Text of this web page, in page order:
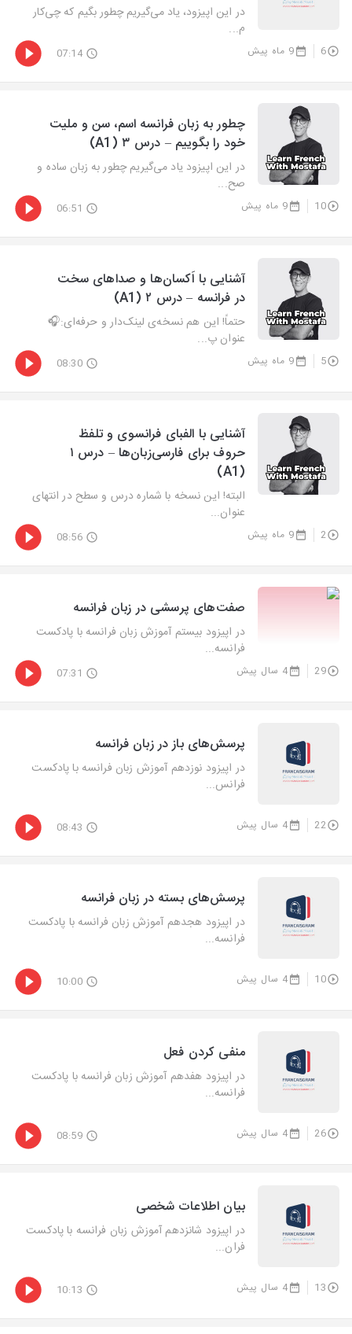
در این اپیزود، یاد می‌گیریم چطور بگیم که چی‌کار
م...
6 9 ماه پیش 07:14
چطور به زبان فرانسه اسم، سن و ملیت
خود را بگوییم – درس ۳ (A1)
در این اپیزود یاد می‌گیریم چطور به زبان ساده و
صح...
10 9 ماه پیش 06:51
آشنایی با اَکسان‌ها و صداهای سخت
در فرانسه – درس ۲ (A1)
حتماً! این هم نسخه‌ی لینک‌دار و حرفه‌ای:🎧
عنوان پ...
5 9 ماه پیش 08:30
آشنایی با الفبای فرانسوی و تلفظ
حروف برای فارسی‌زبان‌ها – درس ۱
(A1)
البته! این نسخه با شماره درس و سطح در انتهای
عنوان...
2 9 ماه پیش 08:56
صفت‌های پرسشی در زبان فرانسه
در اپیزود بیستم آموزش زبان فرانسه با پادکست
فرانسه...
29 4 سال پیش 07:31
پرسش‌های باز در زبان فرانسه
در اپیزود نوزدهم آموزش زبان فرانسه با پادکست
فرانس...
22 4 سال پیش 08:43
پرسش‌های بسته در زبان فرانسه
در اپیزود هجدهم آموزش زبان فرانسه با پادکست
فرانسه...
10 4 سال پیش 10:00
منفی کردن فعل
در اپیزود هفدهم آموزش زبان فرانسه با پادکست
فرانسه...
26 4 سال پیش 08:59
بیان اطلاعات شخصی
در اپیزود شانزدهم آموزش زبان فرانسه با پادکست
فران...
13 4 سال پیش 10:13